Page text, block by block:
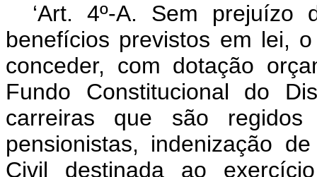
‘Art. 4º-A. Sem
benefícios previstos em lei,
conceder, com dotação
Fundo Constitucional do
carreiras que são
pensionistas, indenização
Civil destinada ao